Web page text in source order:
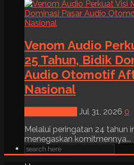
Venom Audio
25 Tahun, Bidik
Audio Otomotif
Nasional
Jul 31, 2026 0
Melalui peringatan 24 tahun
menegaskan komitmennya...